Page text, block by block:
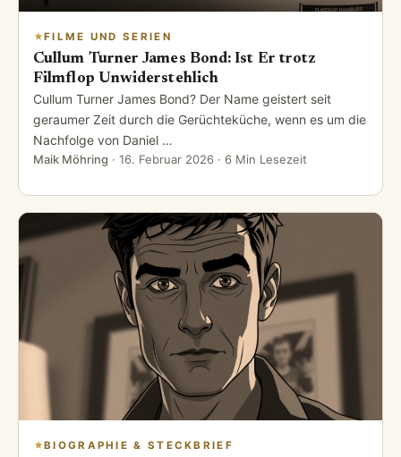
FILME UND SERIEN
Cullum Turner James Bond: Ist Er trotz
Filmflop Unwiderstehlich
Cullum Turner James Bond? Der Name geistert seit
geraumer Zeit durch die Gerüchteküche, wenn es um die
Nachfolge von Daniel …
Maik Möhring · 16. Februar 2026 · 6 Min Lesezeit
BIOGRAPHIE & STECKBRIEF